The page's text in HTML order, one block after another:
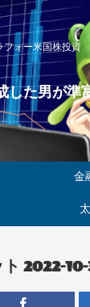
フォー米国株投資
した男が準
金
2022-10-